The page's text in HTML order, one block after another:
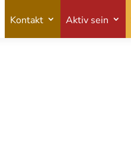
Kontakt Aktiv sein
Kontakt Aktiv sein